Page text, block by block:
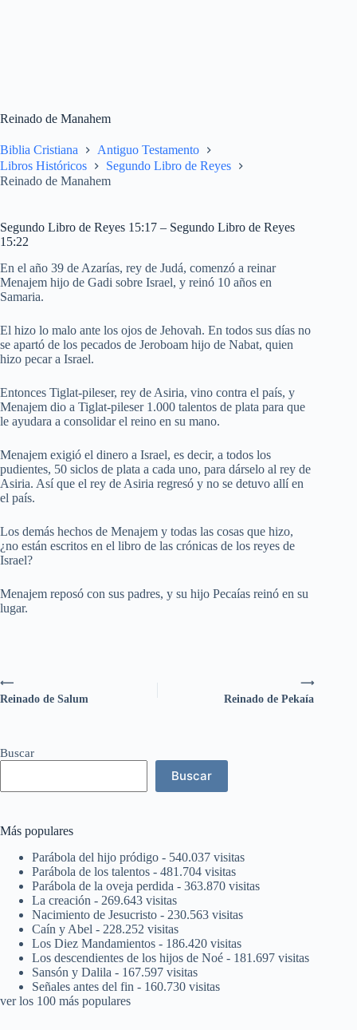
Reinado de Manahem
Biblia Cristiana
Antiguo Testamento
Libros Históricos
Segundo Libro de Reyes
Reinado de Manahem
Segundo Libro de Reyes 15:17 – Segundo Libro de Reyes
15:22
En el año 39 de Azarías, rey de Judá, comenzó a reinar
Menajem hijo de Gadi sobre Israel, y reinó 10 años en
Samaria.
El hizo lo malo ante los ojos de Jehovah. En todos sus días no
se apartó de los pecados de Jeroboam hijo de Nabat, quien
hizo pecar a Israel.
Entonces Tiglat-pileser, rey de Asiria, vino contra el país, y
Menajem dio a Tiglat-pileser 1.000 talentos de plata para que
le ayudara a consolidar el reino en su mano.
Menajem exigió el dinero a Israel, es decir, a todos los
pudientes, 50 siclos de plata a cada uno, para dárselo al rey de
Asiria. Así que el rey de Asiria regresó y no se detuvo allí en
el país.
Los demás hechos de Menajem y todas las cosas que hizo,
¿no están escritos en el libro de las crónicas de los reyes de
Israel?
Menajem reposó con sus padres, y su hijo Pecaías reinó en su
lugar.
⟶
Reinado de Pekaía
⟵
Reinado de Salum
Buscar
Buscar
Más populares
Parábola del hijo pródigo - 540.037 visitas
Parábola de los talentos - 481.704 visitas
Parábola de la oveja perdida - 363.870 visitas
La creación - 269.643 visitas
Nacimiento de Jesucristo - 230.563 visitas
Caín y Abel - 228.252 visitas
Los Diez Mandamientos - 186.420 visitas
Los descendientes de los hijos de Noé - 181.697 visitas
Sansón y Dalila - 167.597 visitas
Señales antes del fin - 160.730 visitas
ver los 100 más populares